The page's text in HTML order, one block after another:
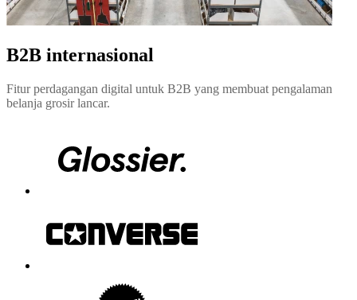
B2B internasional
Fitur perdagangan digital untuk B2B yang membuat pengalaman
belanja grosir lancar.